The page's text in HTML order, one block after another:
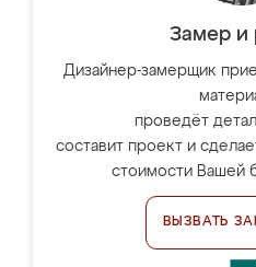
Замер и
Дизайнер-замерщик
проведёт
составит проект и
стоимости Вашей
ВЫЗВАТЬ